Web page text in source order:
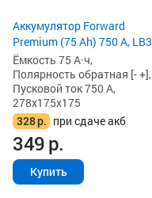
Аккумулятор Forward
Premium (75 Ah) 750 А, LB3
Ёмкость 75 А·ч,
Полярность обратная [- +],
Пусковой ток 750 А,
278x175x175
328р. при сдаче акб
349р.
Купить